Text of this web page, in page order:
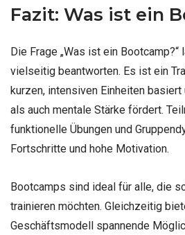
Fazit: Was ist ein
Die Frage „Was ist ein
vielseitig beantworten. Es ist ein
kurzen, intensiven Einheiten
als auch mentale Stärke fördert.
funktionelle Übungen und
Fortschritte und hohe Motivation.
Bootcamps sind ideal für alle, die
trainieren möchten. Gleichzeitig
Geschäftsmodell spannende